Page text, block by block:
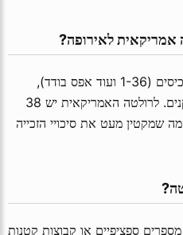
ברולטה האירופית, לגלגל יש 37 כיסים (1-36 ועוד אפס בודד),
המציע סיכויים טובים יותר לשחקנים. לרולטה האמריקאית יש 38
מה שמקטין מעט את סיכויי הזכייה
ספציפיים או קבוצות קטנות